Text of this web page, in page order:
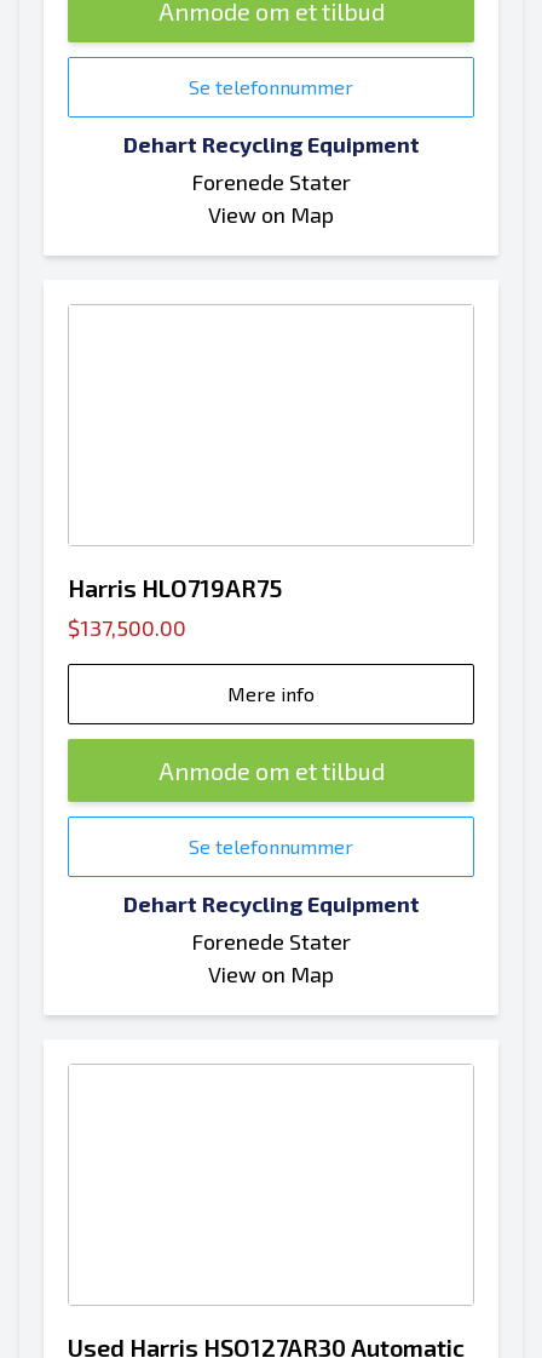
Anmode om et tilbud
Se telefonnummer
Dehart Recycling Equipment
Forenede Stater
View on Map
Harris HLO719AR75
$137,500.00
Mere info
Anmode om et tilbud
Se telefonnummer
Dehart Recycling Equipment
Forenede Stater
View on Map
Used Harris HSO127AR30 Automatic